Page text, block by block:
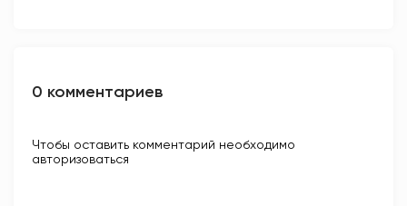
0 комментариев
Чтобы оставить комментарий необходимо
авторизоваться